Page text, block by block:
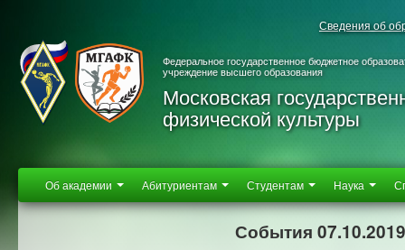
Сведения об
Федеральное государственное бюджетное
учреждение высшего образования
Московская
физической культуры
Об академии Абитуриентам Студентам Наука
События 07.10.2019